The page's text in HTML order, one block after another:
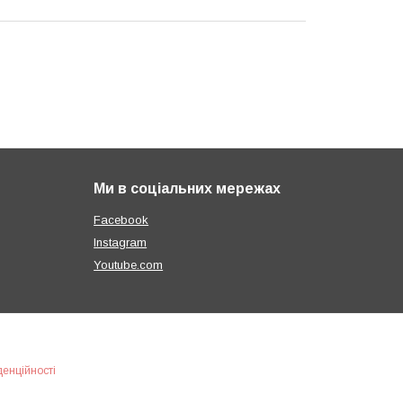
Ми в соціальних мережах
Facebook
Instagram
Youtube.com